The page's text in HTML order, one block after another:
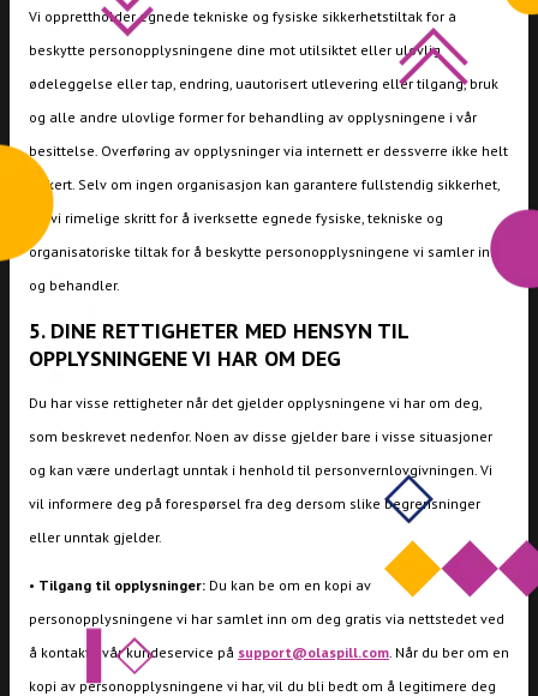
Vi opprettholder egnede tekniske og fysiske sikkerhetstiltak for å
beskytte personopplysningene dine mot utilsiktet eller ulovlig
ødeleggelse eller tap, endring, uautorisert utlevering eller tilgang, bruk
og alle andre ulovlige former for behandling av opplysningene i vår
besittelse. Overføring av opplysninger via internett er dessverre ikke helt
sikkert. Selv om ingen organisasjon kan garantere fullstendig sikkerhet,
tar vi rimelige skritt for å iverksette egnede fysiske, tekniske og
organisatoriske tiltak for å beskytte personopplysningene vi samler inn
og behandler.
5. DINE RETTIGHETER MED HENSYN TIL
OPPLYSNINGENE VI HAR OM DEG
Du har visse rettigheter når det gjelder opplysningene vi har om deg,
som beskrevet nedenfor. Noen av disse gjelder bare i visse situasjoner
og kan være underlagt unntak i henhold til personvernlovgivningen. Vi
vil informere deg på forespørsel fra deg dersom slike begrensninger
eller unntak gjelder.
• Tilgang til opplysninger: Du kan be om en kopi av
personopplysningene vi har samlet inn om deg gratis via nettstedet ved
å kontakte vår kundeservice på support@olaspill.com. Når du ber om en
kopi av personopplysningene vi har, vil du bli bedt om å legitimere deg